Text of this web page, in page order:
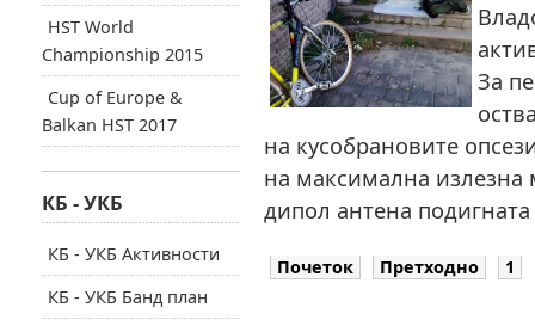
За
на кусобрановите
на максимална излезна
дипол антена
Почеток Претходно 1
HST World
Championship 2015
Cup of Europe &
Balkan HST 2017
КБ - УКБ
КБ - УКБ Активности
КБ - УКБ Банд план